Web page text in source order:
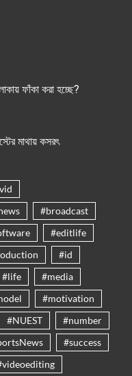
ফাঁকা করা হচ্ছে?
মাথায় কসরৎ
#broadcast
#editlife
#id
#life
#media
#motivation
#NUEST
#number
#success